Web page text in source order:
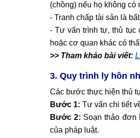
(chồng) nếu họ không
- Tranh chấp tài sản là
- Tư vấn trình tự, thủ tục
hoặc cơ quan khác có
>> Tham khảo bài viết:
3. Quy trình ly hôn
Các bước thực hiện thủ
Bước 1: Tư vấn chi tiết
Bước 2: Soạn thảo đơn
của pháp luật.